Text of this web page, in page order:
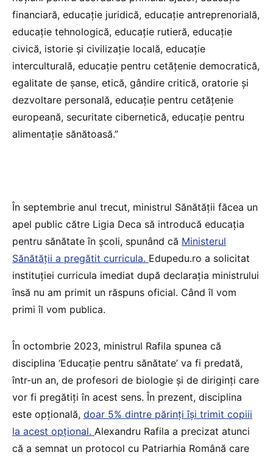
financiară, educație juridică, educație antreprenorială,
educație tehnologică, educație rutieră, educație
civică, istorie și civilizație locală, educație
interculturală, educație pentru cetățenie democratică,
egalitate de șanse, etică, gândire critică, oratorie și
dezvoltare personală, educație pentru cetățenie
europeană, securitate cibernetică, educație pentru
alimentație sănătoasă.”
În septembrie anul trecut, ministrul Sănătății făcea un
apel public către Ligia Deca să introducă educația
pentru sănătate în școli, spunând că Ministerul
Sănătății a pregătit curricula. Edupedu.ro a solicitat
instituției curricula imediat după declarația ministrului
însă nu am primit un răspuns oficial. Când îl vom
primi îl vom publica.
În octombrie 2023, ministrul Rafila spunea că
disciplina ‘Educaţie pentru sănătate’ va fi predată,
într-un an, de profesori de biologie şi de diriginţi care
vor fi pregătiţi în acest sens. În prezent, disciplina
este opțională, doar 5% dintre părinţi îşi trimit copiii
la acest opțional. Alexandru Rafila a precizat atunci
că a semnat un protocol cu Patriarhia Română care